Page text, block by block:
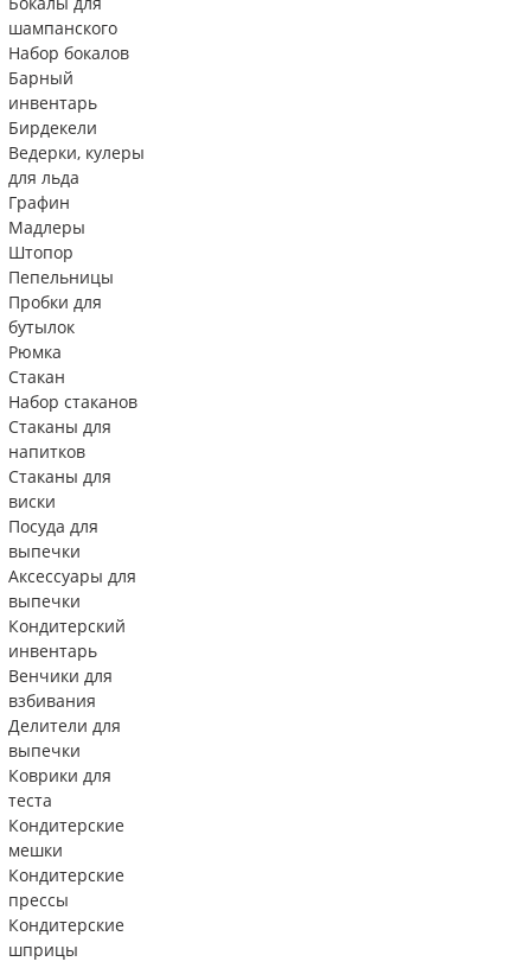
шампанского
Набор бокалов
Барный
инвентарь
Бирдекели
Ведерки, кулеры
для льда
Графин
Мадлеры
Штопор
Пепельницы
Пробки для
бутылок
Рюмка
Стакан
Набор стаканов
Стаканы для
напитков
Стаканы для
виски
Посуда для
выпечки
Аксессуары для
выпечки
Кондитерский
инвентарь
Венчики для
взбивания
Делители для
выпечки
Коврики для
теста
Кондитерские
мешки
Кондитерские
прессы
Кондитерские
шприцы